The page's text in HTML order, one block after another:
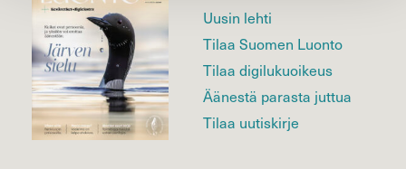
Uusin lehti
Tilaa Suomen Luonto
Tilaa digilukuoikeus
Äänestä parasta juttua
Tilaa uutiskirje